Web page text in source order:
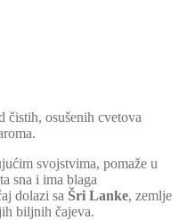
čistih, osušenih cvetova
svojstvima, pomaže u
sna i ima blaga
dolazi sa Šri Lanke, zemlje
biljnih čajeva.